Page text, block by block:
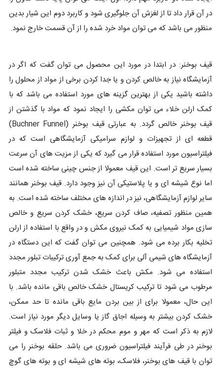
در آن قرار داد تا از لغزش آن جلوگیری شود و کاربرد دوم این شیار بدین
منظور می باشد که می توان مواد خرد شده را از آن قسمت خارج نمود.
قیف بوخنر: در ابتدا در مورد این محصول می توان گفت که اگر در
آزمایشگاه نیاز به خالص کردن و یا جدا کردن برخی از مواد از محلول را
داشته باشید یکی از بهترین گزینه های مورد استفاده می باشد که با
کمک ارلن خلاء می توان مکشی را ایجاد نمود که مواد با گذشتن از
قیف بوخنر خالص گردد. به عبارتی قیف بوخنر (Buchner Funnel)
قطعه ای از تجهیزات و لوازم سرامیکی آزمایشگاهی است که در
فیلتراسیون مورد استفاده قرار می گیرد که یکی از مزیت های آن سرعت
بسیار سریع تر است. این قیف معمولا از جنس چینی ساخته شده است
اما نوع شیشه ‌ای و یا پلاستیکی آن نیز وجود دارد. قیف بوخنر همانند
سایر لوازم آزمایشگاهی، نیز در اندازه های مختلف ساخته شده است. به
همین منظور تصفیه، صاف کردن سریع، خشک کردن سریع و خالص
سازی مواد شیمیایی به کمک نیروی مکش و در واقع با استفاده از ارلن
تخلیه بکار برده می ‌شود. همچنین می توان گفت که این دستگاه در
آزمایشگاه های شیمی آلی برای کمک به جمع آوری ترکیبات تبلور مجدد
استفاده می شود. مکش باعث خشک شدن ترکیب مجدد متبلور
مرطوب می شود تا ترکیب کریستال خشک خالص باقی مانده باشد. با
این حال، معمولا برای از بین بردن مایع باقی مانده تا حد ممکن،
خشک کردن بیشتر به وسیله اجاق گاز یا وسایل دیگر مورد نیاز است.
لازم به ذکر است که مهر و موم محکم در خلا و ثبات فلاسک و فیلتر
بوخنر در طی فرآیند فیلتراسیون ضروری می باشد. حلقه بوخنر را می
توان با قیف های بوخنر، فلاسک، بوته های شیشه ای و بوته های گوچ